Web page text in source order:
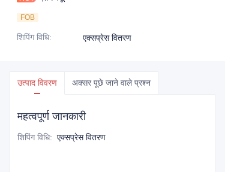
FOB
शिपिंग विधि: एक्सप्रेस वितरण
उत्पाद विवरण अक्सर पूछे जाने वाले प्रश्न
महत्वपूर्ण जानकारी
शिपिंग विधि: एक्सप्रेस वितरण